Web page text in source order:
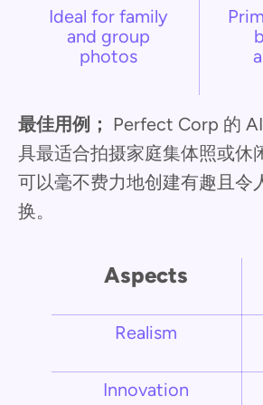
Ideal for family
and group
photos
最佳用例； Perfect Corp 的
具最适合拍摄家庭集体照或休
可以毫不费力地创建有趣且令
换。
Aspects
Realism
Innovation